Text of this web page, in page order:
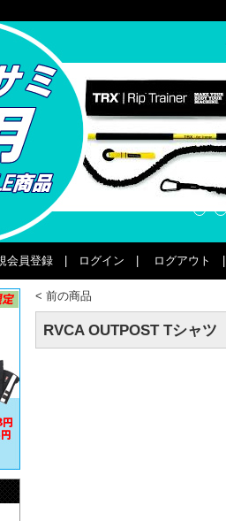
会員登録 ログイン ログアウト
< 前の商品
RVCA OUTPOST Tシャツ